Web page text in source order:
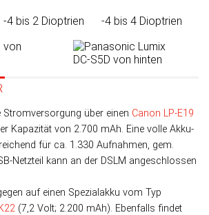
-4 bis 2 Dioptrien -4 bis 4 Dioptrien
Strom­ver­sor­gung über einen Canon LP-E19
Ka­pa­zi­tät von 2.700 mAh. Eine volle Akku­
für ca. 1.330 Auf­nah­men, gem.
Netz­teil kann an der DSLM an­ge­schlos­sen
auf einen Spezial­akku vom Typ
(7,2 Volt; 2.200 mAh). Eben­falls fin­det